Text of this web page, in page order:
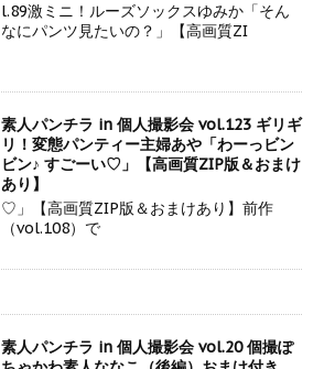
l.89激ミニ！ルーズソックスゆみか「そん
なにパンツ見たいの？」【高画質ZI
素人パンチラ in 個人撮影会 vol.123 ギリギ
リ！変態パンティー主婦あや「わーっビン
ビン♪ すごーい♡」【高画質ZIP版＆おまけ
あり】
♡」【高画質ZIP版＆おまけあり】前作
（vol.108）で
素人パンチラ in 個人撮影会 vol.20 個撮ぽ